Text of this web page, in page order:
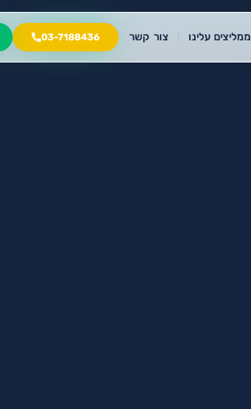
ממליצים עלינו צור קשר 03-7188436